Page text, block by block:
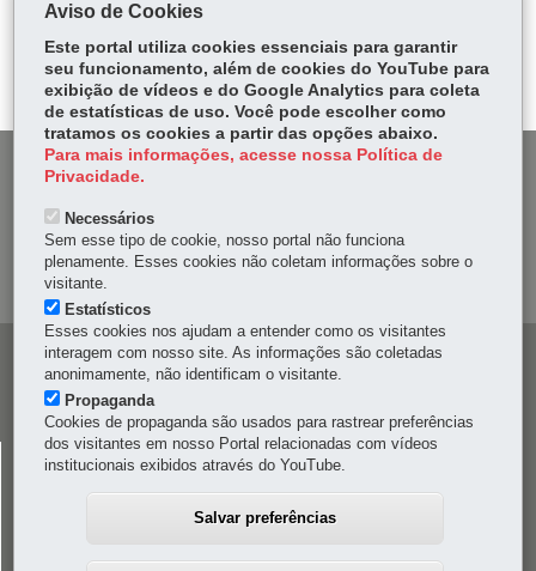
ok
itt
er
Ap
p
DENUNCIE CORRUPÇÃO
OUVIDORIA
Navegação
principal
CELEPAR
Rua Mateus Leme, 1561 - Bom Retiro-80520-174-Curitiba
MAPA
41 3200-5000
Aviso de Cookies
Este portal utiliza cookies essenciais para garantir
seu funcionamento, além de cookies do YouTube para
exibição de vídeos e do Google Analytics para coleta
de estatísticas de uso. Você pode escolher como
tratamos os cookies a partir das opções abaixo.
Para mais informações, acesse nossa Política de
Privacidade.
Necessários
Sem esse tipo de cookie, nosso portal não funciona
plenamente. Esses cookies não coletam informações sobre o
visitante.
Estatísticos
Esses cookies nos ajudam a entender como os visitantes
interagem com nosso site. As informações são coletadas
anonimamente, não identificam o visitante.
Propaganda
Cookies de propaganda são usados para rastrear preferências
dos visitantes em nosso Portal relacionadas com vídeos
institucionais exibidos através do YouTube.
Salvar preferências